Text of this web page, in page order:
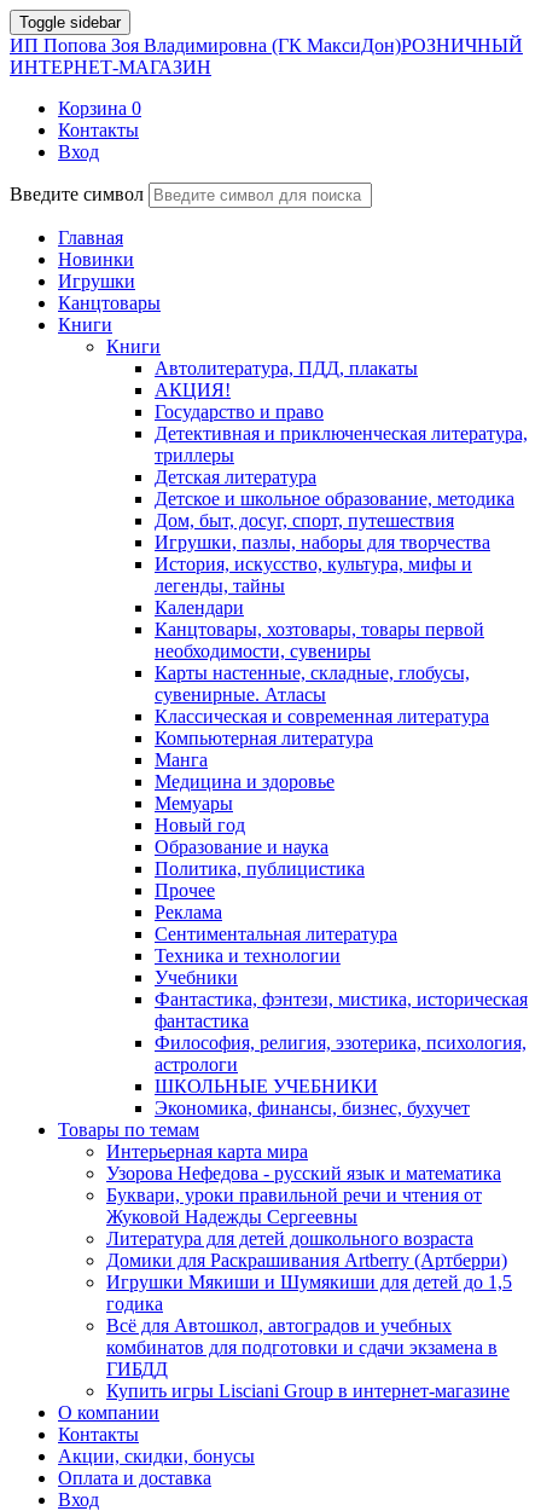
Toggle sidebar
ИП Попова Зоя Владимировна (ГК МаксиДон)РОЗНИЧНЫЙ
ИНТЕРНЕТ-МАГАЗИН
Корзина 0
Контакты
Вход
Введите символ
Главная
Новинки
Игрушки
Канцтовары
Книги
Книги
Автолитература, ПДД, плакаты
АКЦИЯ!
Государство и право
Детективная и приключенческая литература,
триллеры
Детская литература
Детское и школьное образование, методика
Дом, быт, досуг, спорт, путешествия
Игрушки, пазлы, наборы для творчества
История, искусство, культура, мифы и
легенды, тайны
Календари
Канцтовары, хозтовары, товары первой
необходимости, сувениры
Карты настенные, складные, глобусы,
сувенирные. Атласы
Классическая и современная литература
Компьютерная литература
Манга
Медицина и здоровье
Мемуары
Новый год
Образование и наука
Политика, публицистика
Прочее
Реклама
Сентиментальная литература
Техника и технологии
Учебники
Фантастика, фэнтези, мистика, историческая
фантастика
Философия, религия, эзотерика, психология,
астрологи
ШКОЛЬНЫЕ УЧЕБНИКИ
Экономика, финансы, бизнес, бухучет
Товары по темам
Интерьерная карта мира
Узорова Нефедова - русский язык и математика
Буквари, уроки правильной речи и чтения от
Жуковой Надежды Сергеевны
Литература для детей дошкольного возраста
Домики для Раскрашивания Artberry (Артберри)
Игрушки Мякиши и Шумякиши для детей до 1,5
годика
Всё для Автошкол, автоградов и учебных
комбинатов для подготовки и сдачи экзамена в
ГИБДД
Купить игры Lisciani Group в интернет-магазине
О компании
Контакты
Акции, скидки, бонусы
Оплата и доставка
Вход